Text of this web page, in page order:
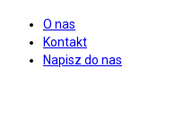
O nas
Kontakt
Napisz do nas